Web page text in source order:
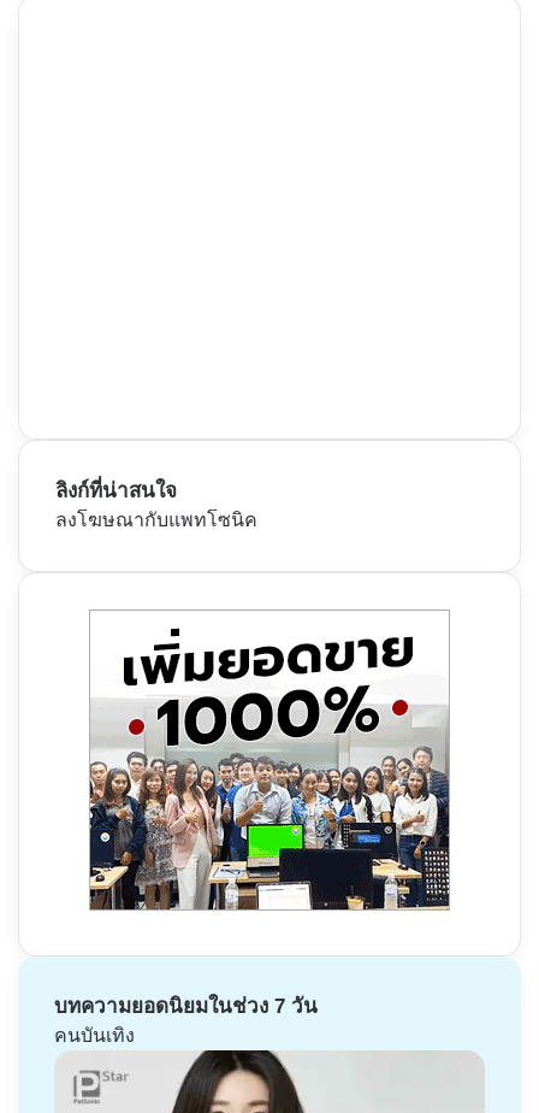
ลิงก์ที่น่าสนใจ
ลงโฆษณากับแพทโซนิค
บทความยอดนิยมในช่วง 7 วัน
คนบันเทิง